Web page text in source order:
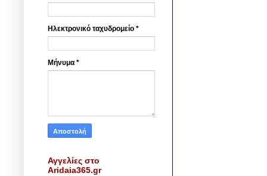
Ηλεκτρονικό ταχυδρομείο *
Μήνυμα *
Αγγελίες στο
Aridaia365.gr